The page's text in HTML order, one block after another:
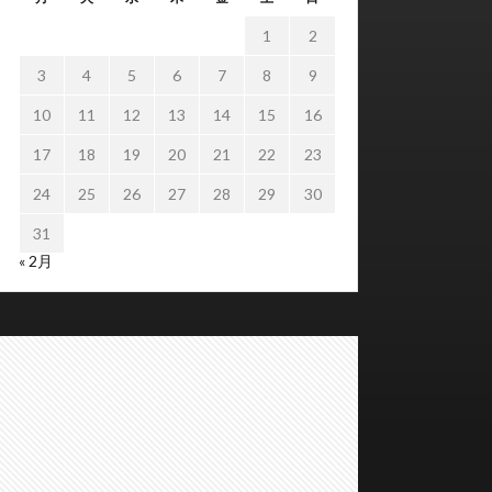
1 2
3 4 5 6 7 8 9
10 11 12 13 14 15 16
17 18 19 20 21 22 23
24 25 26 27 28 29 30
31
« 2月